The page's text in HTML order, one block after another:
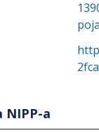
NIPP-a